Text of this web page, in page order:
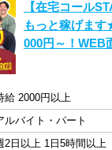
【在宅コール
もっと稼げま
000円～！
給 2000円以上
ルバイト・パート
2日以上 1日5時間以上